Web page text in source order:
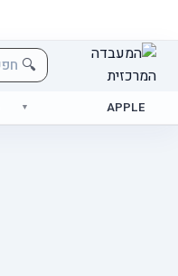
🔍
APPLE